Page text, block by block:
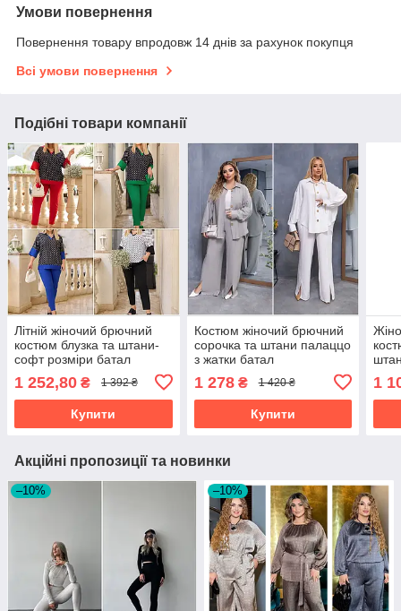
Умови повернення
Повернення товару впродовж 14 днів за рахунок покупця
Всі умови повернення
Подібні товари компанії
Літній жіночий брючний
костюм блузка та штани-
софт розміри батал
1 252,80 ₴ 1 392 ₴
Купити
Костюм жіночий брючний
сорочка та штани палаццо
з жатки батал
1 278₴ 1 420 ₴
Купити
1
Акційні пропозиції та новинки
–10% –10%